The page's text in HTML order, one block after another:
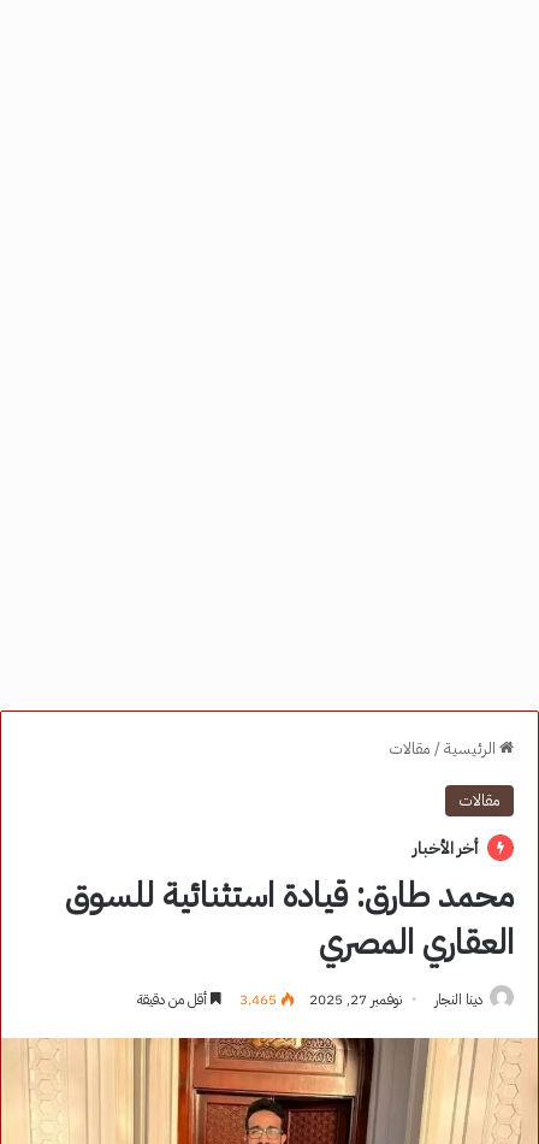
الرئيسية/ مقالات
مقالات
أخر الأخبار
محمد طارق: قيادة استثنائية للسوق
العقاري المصري
دينا النجار نوفمبر 27, 2025 3٬465 أقل من دقيقة